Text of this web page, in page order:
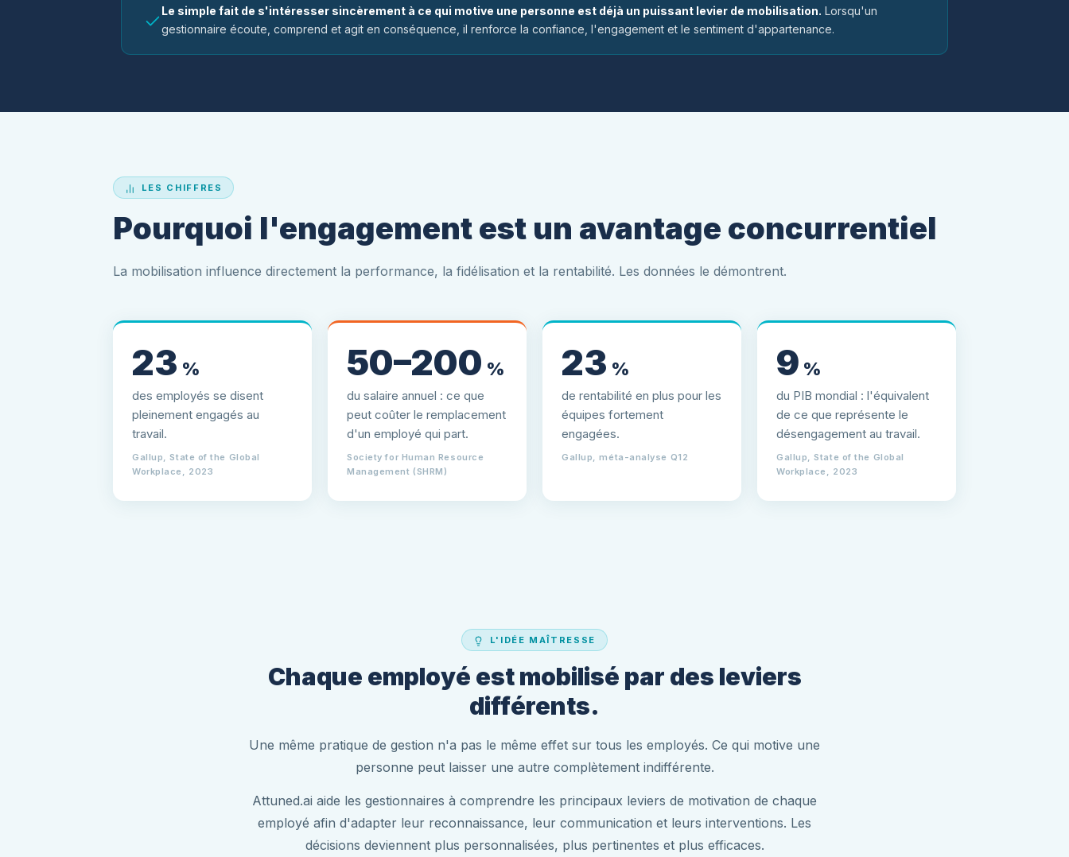
Le simple fait de s'intéresser sincèrement à ce qui motive une personne est déjà un puissant levier de mobilisation. Lorsqu'un
gestionnaire écoute, comprend et agit en conséquence, il renforce la confiance, l'engagement et le sentiment d'appartenance.
LES CHIFFRES
Pourquoi l'engagement est un avantage concurrentiel
La mobilisation influence directement la performance, la fidélisation et la rentabilité. Les données le démontrent.
23 %
des employés se disent
pleinement engagés au
travail.
Gallup, State of the Global
Workplace, 2023
50–200 %
du salaire annuel : ce que
peut coûter le remplacement
d'un employé qui part.
Society for Human Resource
Management (SHRM)
23 %
de rentabilité en plus pour les
équipes fortement
engagées.
Gallup, méta-analyse Q12
9 %
du PIB mondial : l'équivalent
de ce que représente le
désengagement au travail.
Gallup, State of the Global
Workplace, 2023
L'IDÉE MAÎTRESSE
Chaque employé est mobilisé par des leviers
différents.
Une même pratique de gestion n'a pas le même effet sur tous les employés. Ce qui motive une
personne peut laisser une autre complètement indifférente.
Attuned.ai aide les gestionnaires à comprendre les principaux leviers de motivation de chaque
employé afin d'adapter leur reconnaissance, leur communication et leurs interventions. Les
décisions deviennent plus personnalisées, plus pertinentes et plus efficaces.